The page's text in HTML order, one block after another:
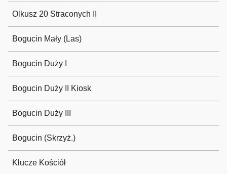
Olkusz 20 Straconych II
Bogucin Mały (Las)
Bogucin Duży I
Bogucin Duży II Kiosk
Bogucin Duży III
Bogucin (Skrzyż.)
Klucze Kościół